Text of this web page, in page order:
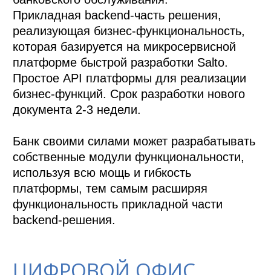
Прикладная backend-часть решения,
реализующая бизнес-функциональность,
которая базируется на микросервисной
платформе быстрой разработки Salto.
Простое API платформы для реализации
бизнес-функций. Срок разработки нового
документа 2-3 недели.
Банк своими силами может разрабатывать
собственные модули функциональности,
используя всю мощь и гибкость
платформы, тем самым расширяя
функциональность прикладной части
backend-решения.